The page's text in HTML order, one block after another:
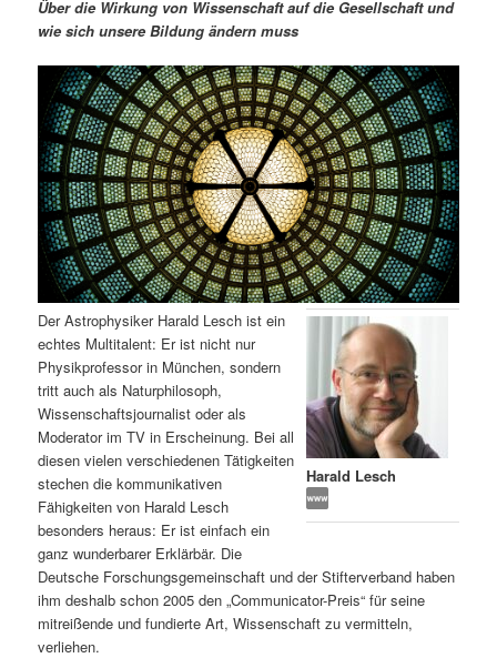
r
e
n
I
n
h
a
l
t
s
p
r
d
ä
r
e
n
I
n
h
a
l
t
s
n
a
a
t
i
o
n
Über die Wirkung von Wissenschaft auf die Gesellschaft und
wie sich unsere Bildung ändern muss
Harald Lesch
Der Astrophysiker Harald Lesch ist ein
echtes Multitalent: Er ist nicht nur
Physikprofessor in München, sondern
tritt auch als Naturphilosoph,
Wissenschaftsjournalist oder als
Moderator im TV in Erscheinung. Bei all
diesen vielen verschiedenen Tätigkeiten
stechen die kommunikativen
Fähigkeiten von Harald Lesch
besonders heraus: Er ist einfach ein
ganz wunderbarer Erklärbär. Die
Deutsche Forschungsgemeinschaft und der Stifterverband haben
ihm deshalb schon 2005 den „Communicator-Preis“ für seine
mitreißende und fundierte Art, Wissenschaft zu vermitteln,
verliehen.